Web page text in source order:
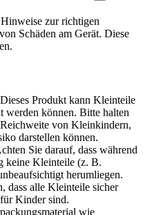
zur richtigen
Schäden am Gerät. Diese
Dieses Produkt kann Kleinteile
werden können. Bitte halten
von Kleinkindern,
darstellen können.
Sie darauf, dass während
keine Kleinteile (z. B.
herumliegen.
dass alle Kleinteile sicher
Kinder sind.
wie